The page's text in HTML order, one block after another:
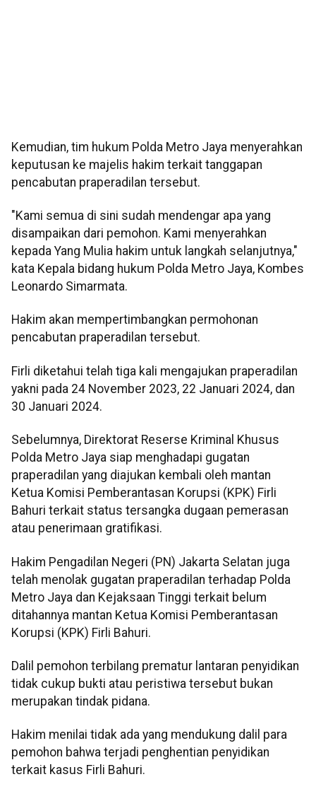
Kemudian, tim hukum Polda Metro Jaya menyerahkan
keputusan ke majelis hakim terkait tanggapan
pencabutan praperadilan tersebut.
"Kami semua di sini sudah mendengar apa yang
disampaikan dari pemohon. Kami menyerahkan
kepada Yang Mulia hakim untuk langkah selanjutnya,"
kata Kepala bidang hukum Polda Metro Jaya, Kombes
Leonardo Simarmata.
Hakim akan mempertimbangkan permohonan
pencabutan praperadilan tersebut.
Firli diketahui telah tiga kali mengajukan praperadilan
yakni pada 24 November 2023, 22 Januari 2024, dan
30 Januari 2024.
Sebelumnya, Direktorat Reserse Kriminal Khusus
Polda Metro Jaya siap menghadapi gugatan
praperadilan yang diajukan kembali oleh mantan
Ketua Komisi Pemberantasan Korupsi (KPK) Firli
Bahuri terkait status tersangka dugaan pemerasan
atau penerimaan gratifikasi.
Hakim Pengadilan Negeri (PN) Jakarta Selatan juga
telah menolak gugatan praperadilan terhadap Polda
Metro Jaya dan Kejaksaan Tinggi terkait belum
ditahannya mantan Ketua Komisi Pemberantasan
Korupsi (KPK) Firli Bahuri.
Dalil pemohon terbilang prematur lantaran penyidikan
tidak cukup bukti atau peristiwa tersebut bukan
merupakan tindak pidana.
Hakim menilai tidak ada yang mendukung dalil para
pemohon bahwa terjadi penghentian penyidikan
terkait kasus Firli Bahuri.